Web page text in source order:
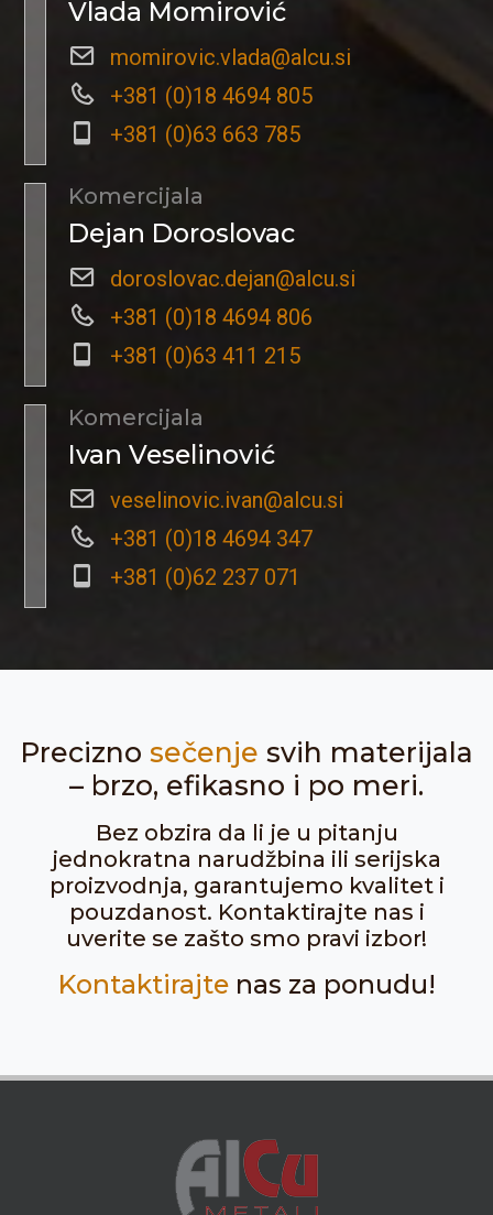
Vlada Momirović
momirovic.vlada@alcu.si
+381 (0)18 4694 805
+381 (0)63 663 785
Komercijala
Dejan Doroslovac
doroslovac.dejan@alcu.si
+381 (0)18 4694 806
+381 (0)63 411 215
Komercijala
Ivan Veselinović
veselinovic.ivan@alcu.si
+381 (0)18 4694 347
+381 (0)62 237 071
Precizno sečenje svih materijala
– brzo, efikasno i po meri.
Bez obzira da li je u pitanju
jednokratna narudžbina ili serijska
proizvodnja, garantujemo kvalitet i
pouzdanost. Kontaktirajte nas i
uverite se zašto smo pravi izbor!
Kontaktirajtenas za ponudu!